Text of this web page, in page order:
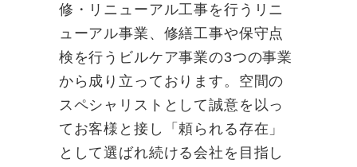
修・リニューアル工事を行うリニ
ューアル事業、修繕工事や保守点
検を行うビルケア事業の3つの事業
から成り立っております。空間の
スペシャリストとして誠意を以っ
てお客様と接し「頼られる存在」
として選ばれ続ける会社を目指し